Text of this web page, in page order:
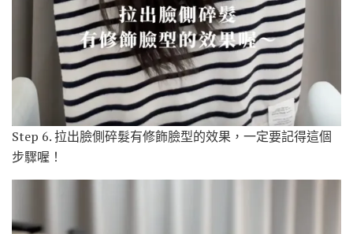
Step 6. 拉出臉側碎髮有修飾臉型的效果，一定要記得這個
步驟喔！